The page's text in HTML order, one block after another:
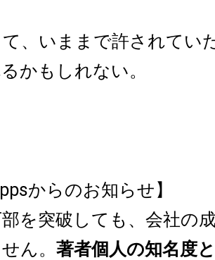
、いままで許されてい
かもしれない。
からのお知らせ】
を突破しても、会社の
ん。 著者個人の知名度